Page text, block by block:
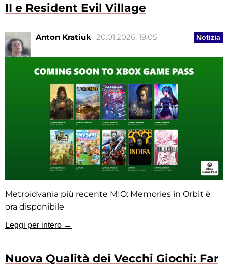
II e Resident Evil Village
Notizia
Anton Kratiuk 20.01.2026, 19:05
Metroidvania più recente MIO: Memories in Orbit è
ora disponibile
Leggi per intero →
Nuova Qualità dei Vecchi Giochi: Far